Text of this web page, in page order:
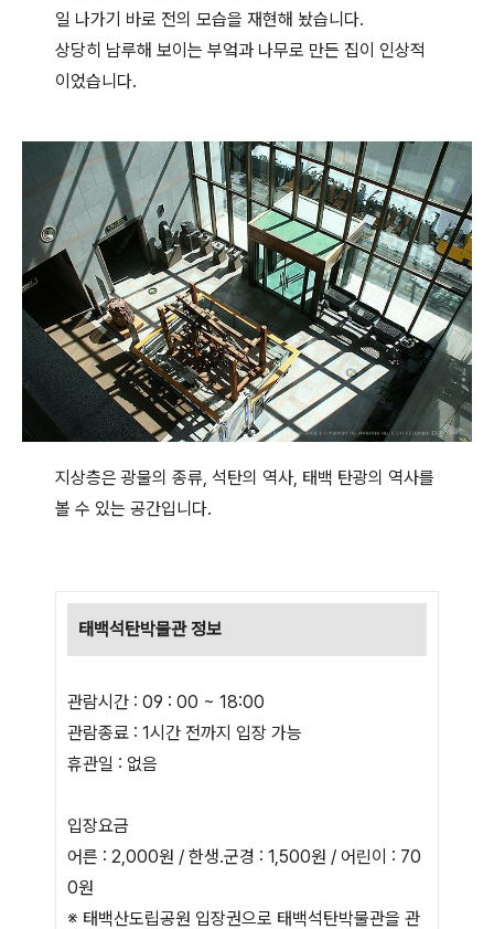
일 나가기 바로 전의 모습을 재현해 놨습니다.
상당히 남루해 보이는 부엌과 나무로 만든 집이 인상적
이었습니다.
지상층은 광물의 종류, 석탄의 역사, 태백 탄광의 역사를
볼 수 있는 공간입니다.
태백석탄박물관 정보
관람시간 : 09 : 00 ~ 18:00
관람종료 : 1시간 전까지 입장 가능
휴관일 : 없음
입장요금
어른 : 2,000원 / 한생.군경 : 1,500원 / 어린이 : 70
0원
※ 태백산도립공원 입장권으로 태백석탄박물관을 관